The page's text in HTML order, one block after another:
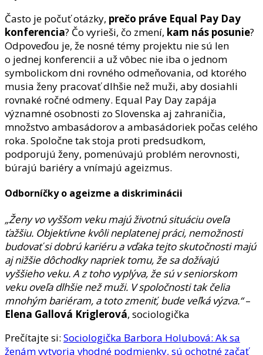
Často je počuť otázky, prečo práve Equal Pay Day
konferencia? Čo vyrieši, čo zmení, kam nás posunie?
Odpoveďou je, že nosné témy projektu nie sú len
o jednej konferencii a už vôbec nie iba o jednom
symbolickom dni rovného odmeňovania, od ktorého
musia ženy pracovať dlhšie než muži, aby dosiahli
rovnaké ročné odmeny. Equal Pay Day zapája
významné osobnosti zo Slovenska aj zahraničia,
množstvo ambasádorov a ambasádoriek počas celého
roka. Spoločne tak stoja proti predsudkom,
podporujú ženy, pomenúvajú problém nerovnosti,
búrajú bariéry a vnímajú ageizmus.
Odborníčky o ageizme a diskriminácii
„Ženy vo vyššom vekumajú životnú situáciu oveľa
ťažšiu. Objektívne kvôli neplatenej práci, nemožnosti
budovať si dobrú kariéru a vďaka tejto skutočnosti majú
aj nižšie dôchodky napriek tomu, že sa dožívajú
vyššieho veku. A z toho vyplýva, že sú v seniorskom
veku oveľa dlhšie než muži. V spoločnosti tak čelia
mnohým bariéram, a toto zmeniť, bude veľká výzva.“–
Elena Gallová Kriglerová, sociologička
Prečítajte si: Sociologička Barbora Holubová: Ak sa
ženám vytvoria vhodné podmienky, sú ochotné začať